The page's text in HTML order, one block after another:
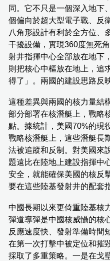
同。它不只是一個深入地下
個偏向於超大型電子戰、反
八角形設計有利於全方位、
干擾設備，實現360度無死
射井指揮中心全部放在地下
則把核心中樞放在地上，追
得了」。兩國的建設思路反
這種差異與兩國的核力量結
部分部署在核潛艇上，戰略
點。據統計，美國70%的現
戰略核潛艇上，這些潛艇長
法被追蹤和反制。對美國來
題遠比在陸地上建設指揮中
安全，就能確保美國的核反
要在這些陸基發射井的配套
中國長期以來更倚重陸基核
彈道導彈是中國核威懾的核
反應速度快、發射準備時間
在第一次打擊中被定位和摧
採取了多重策略。一是在戈